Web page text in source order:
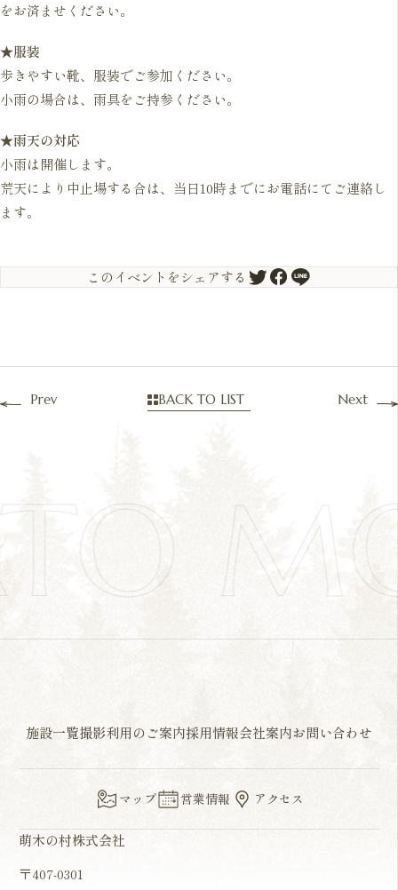
をお済ませください。
★服装
歩きやすい靴、服装でご参加ください。
小雨の場合は、雨具をご持参ください。
★雨天の対応
小雨は開催します。
荒天により中止場する合は、当日10時までにお電話にてご連絡し
ます。
このイベントをシェアする
Prev Next
BACK TO LIST
施設一覧撮影利用のご案内採用情報会社案内お問い合わせ
マップ 営業情報 アクセス
萌木の村株式会社
〒407-0301